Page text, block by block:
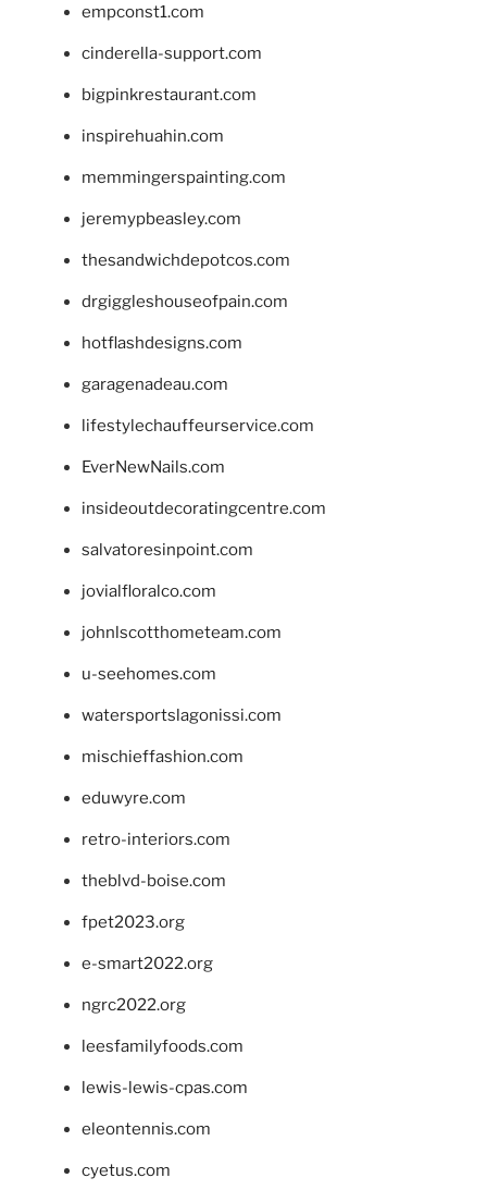
empconst1.com
cinderella-support.com
bigpinkrestaurant.com
inspirehuahin.com
memmingerspainting.com
jeremypbeasley.com
thesandwichdepotcos.com
drgiggleshouseofpain.com
hotflashdesigns.com
garagenadeau.com
lifestylechauffeurservice.com
EverNewNails.com
insideoutdecoratingcentre.com
salvatoresinpoint.com
jovialfloralco.com
johnlscotthometeam.com
u-seehomes.com
watersportslagonissi.com
mischieffashion.com
eduwyre.com
retro-interiors.com
theblvd-boise.com
fpet2023.org
e-smart2022.org
ngrc2022.org
leesfamilyfoods.com
lewis-lewis-cpas.com
eleontennis.com
cyetus.com